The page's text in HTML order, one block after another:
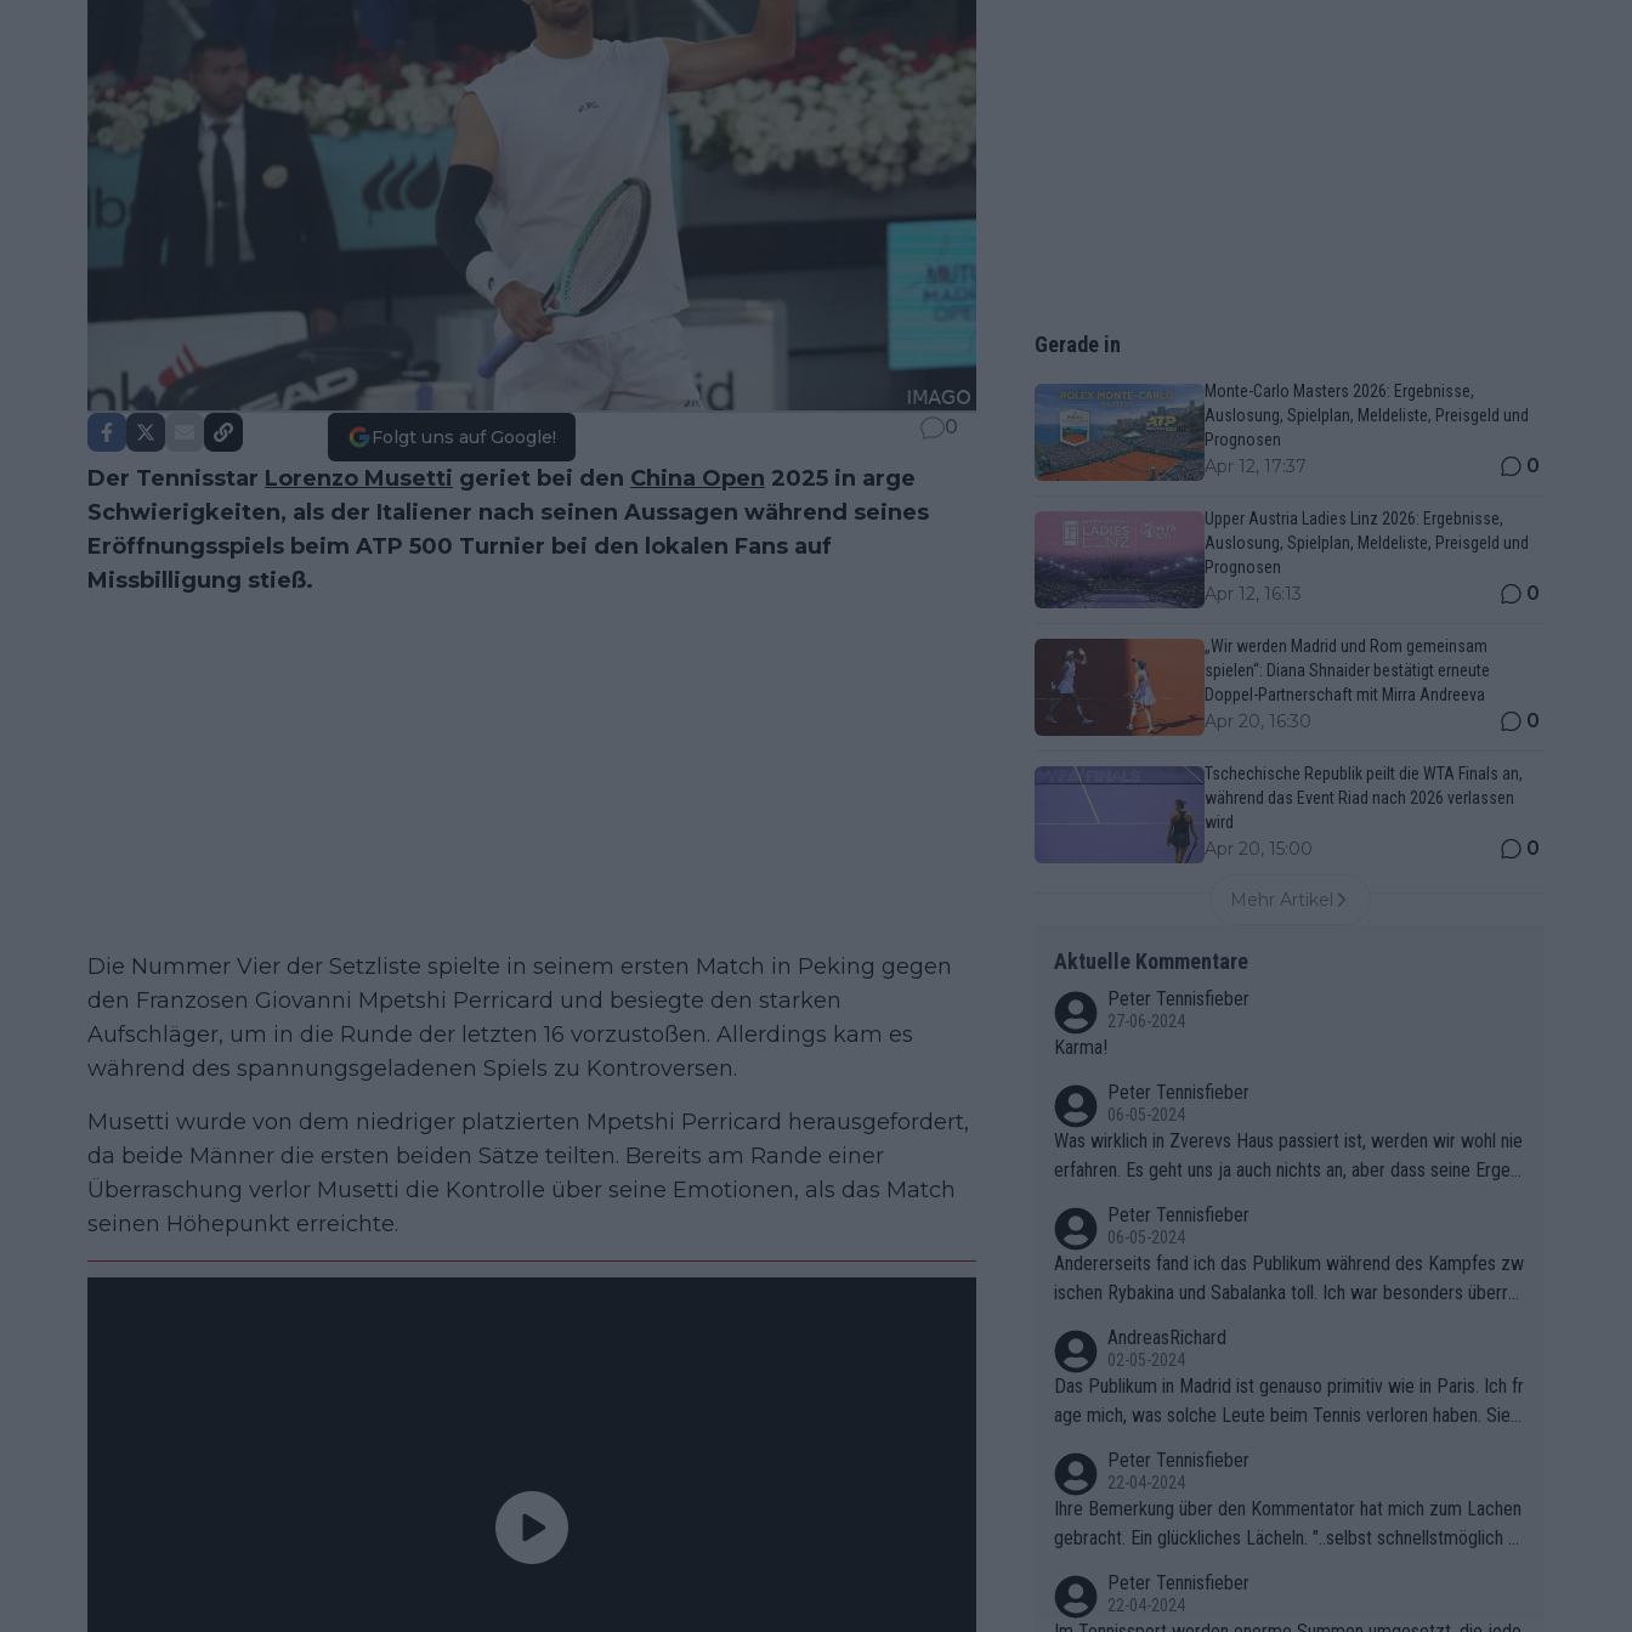
Folgt uns auf Google! 0
Der Tennisstar Lorenzo Musetti geriet bei den China Open 2025 in arge
Schwierigkeiten, als der Italiener nach seinen Aussagen während seines
Eröffnungsspiels beim ATP 500 Turnier bei den lokalen Fans auf
Missbilligung stieß.
Die Nummer Vier der Setzliste spielte in seinem ersten Match in Peking gegen
den Franzosen Giovanni Mpetshi Perricard und besiegte den starken
Aufschläger, um in die Runde der letzten 16 vorzustoßen. Allerdings kam es
während des spannungsgeladenen Spiels zu Kontroversen.
Musetti wurde von dem niedriger platzierten Mpetshi Perricard herausgefordert,
da beide Männer die ersten beiden Sätze teilten. Bereits am Rande einer
Überraschung verlor Musetti die Kontrolle über seine Emotionen, als das Match
seinen Höhepunkt erreichte.
Gerade in
Monte-Carlo Masters 2026: Ergebnisse,
Auslosung, Spielplan, Meldeliste, Preisgeld und
Prognosen
Apr 12, 17:37 0
Upper Austria Ladies Linz 2026: Ergebnisse,
Auslosung, Spielplan, Meldeliste, Preisgeld und
Prognosen
Apr 12, 16:13 0
„Wir werden Madrid und Rom gemeinsam
spielen“: Diana Shnaider bestätigt erneute
Doppel-Partnerschaft mit Mirra Andreeva
Apr 20, 16:30 0
Tschechische Republik peilt die WTA Finals an,
während das Event Riad nach 2026 verlassen
wird
Apr 20, 15:00 0
Mehr Artikel
Aktuelle Kommentare
Peter Tennisfieber
27-06-2024
Karma!
Peter Tennisfieber
06-05-2024
Was wirklich in Zverevs Haus passiert ist, werden wir wohl nie
erfahren. Es geht uns ja auch nichts an, aber dass seine Ergeb
Peter Tennisfieber
06-05-2024
Andererseits fand ich das Publikum während des Kampfes zw
ischen Rybakina und Sabalanka toll. Ich war besonders überras
AndreasRichard
02-05-2024
Das Publikum in Madrid ist genauso primitiv wie in Paris. Ich fr
age mich, was solche Leute beim Tennis verloren haben. Sie s
ben.
Peter Tennisfieber
22-04-2024
Ihre Bemerkung über den Kommentator hat mich zum Lachen
gebracht. Ein glückliches Lächeln. "..selbst schnellstmöglich na
Peter Tennisfieber
22-04-2024